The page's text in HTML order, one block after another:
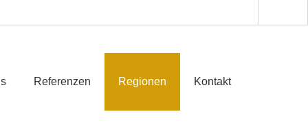
Referenzen Regionen Kontakt